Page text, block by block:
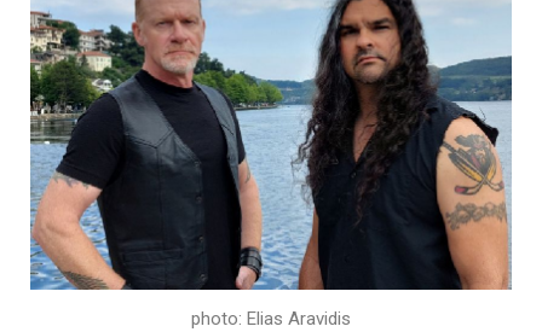
photo: Elias Aravidis